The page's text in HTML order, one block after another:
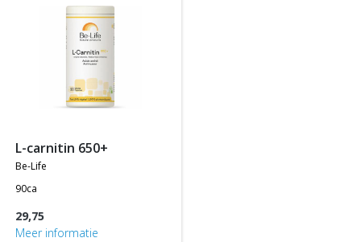
In jouw accountgegevens kun je altijd jou actuele aantal
spaarpunten bekijken.
LET OP: Je ontvangt geen spaarpunten op producten die al tegen
een bepaalde actieprijs of met een bepaalde korting worden
aangeboden, m.a.w. je ontvangt alleen spaarpunten op
producten die tegen de normale of standaard verkoopprijs
l-carnitin 650+
be-life
90ca
29,75
Meer informatie